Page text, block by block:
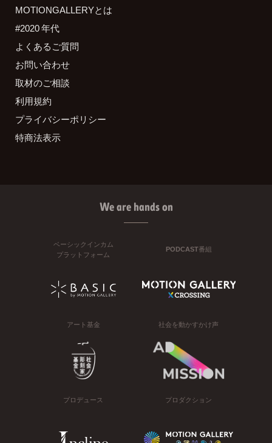
MOTIONGALLERYとは
#2020 年代
よくあるご質問
お問い合わせ
取材のご相談
利用規約
プライバシーポリシー
特商法表示
We are hands on
ベーシックインカム
プラットフォーム
PODCAST番組
アート基金 社会を動かすかけ声
プロデュース プロダクション